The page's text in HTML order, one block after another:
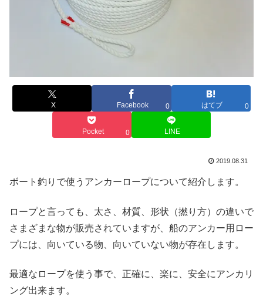
X Facebook 0 はてブ 0
Pocket 0 LINE
2019.08.31
ボート釣りで使うアンカーロープについて紹介します。
ロープと言っても、太さ、材質、形状（撚り方）の違いで
さまざまな物が販売されていますが、船のアンカー用ロー
プには、向いている物、向いていない物が存在します。
最適なロープを使う事で、正確に、楽に、安全にアンカリ
ング出来ます。